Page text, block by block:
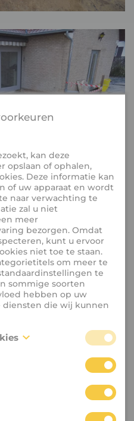
kan deze
opslaan of ophalen,
Deze informatie kan
of uw apparaat en wordt
naar verwachting te
zal u niet
meer
bezorgen. Omdat
kunt u ervoor
niet toe te staan.
om meer te
te
sommige soorten
hebben op uw
die wij kunnen
voor het functioneren
uitgeschakeld
op acties die door u
als
een website in staat
als